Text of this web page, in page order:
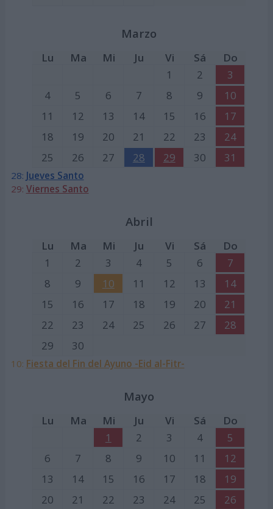
Marzo
Lu Ma Mi Ju Vi Sá
Do
1
2
3
4
5 6 7 8 9
10
11
12 13 14 15 16
17
18
19 20 21 22 23
24
25
26 27 28 29 30 31
28: Jueves Santo
29: Viernes Santo
Abril
Lu Ma Mi Ju Vi Sá
Do
1
2 3 4 5 6
7
8
9 10 11 12 13
14
15
16 17 18 19 20
21
22
23 24 25 26 27
28
29
30
10: Fiesta del Fin del Ayuno -Eid al-Fitr-
Mayo
Lu Ma Mi Ju Vi Sá
Do
1
2 3 4
5
6
7 8 9 10 11
12
13
14 15 16 17 18
19
20
21 22 23 24 25
26